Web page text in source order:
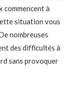
commencent à
situation vous
nombreuses
des difficultés à
sans provoquer